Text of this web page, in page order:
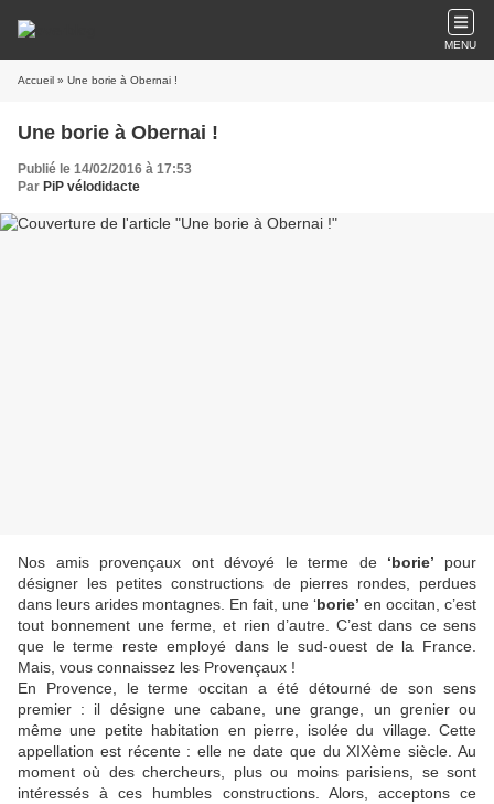
MENU
Accueil » Une borie à Obernai !
Une borie à Obernai !
Publié le 14/02/2016 à 17:53
Par PiP vélodidacte
Nos amis provençaux ont dévoyé le terme de ‘borie’ pour
désigner les petites constructions de pierres rondes, perdues
dans leurs arides montagnes. En fait, une ‘borie’ en occitan, c’est
tout bonnement une ferme, et rien d’autre. C’est dans ce sens
que le terme reste employé dans le sud-ouest de la France.
Mais, vous connaissez les Provençaux !
En Provence, le terme occitan a été détourné de son sens
premier : il désigne une cabane, une grange, un grenier ou
même une petite habitation en pierre, isolée du village. Cette
appellation est récente : elle ne date que du XIXème siècle. Au
moment où des chercheurs, plus ou moins parisiens, se sont
intéressés à ces humbles constructions. Alors, acceptons ce